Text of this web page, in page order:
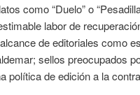
como “Duelo” o
labor de
de editoriales como
sellos preocupados
política de edición a la